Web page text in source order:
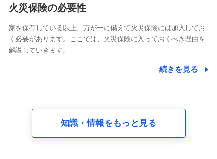
電話対応の品質向上およびお問合せ内容の正確な把握のため
6.採用応募者の個人情報
採用選考および入社手続を実施するため
8.取引先個人情報
取引先としての選定業務、営業情報の提供業務、契約締結手
火災保険の必要性
家を保有している以上、万が一に備えて火災保険には加入してお
く必要があります。ここでは、火災保険に入っておくべき理由を
解説していきます。
続きを見る
知識・情報をもっと見る